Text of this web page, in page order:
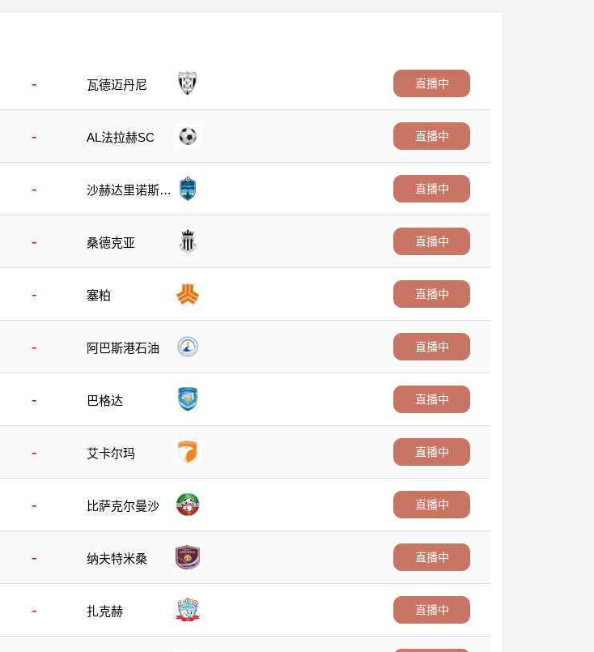
- 瓦德迈丹尼 直播中
- AL法拉赫SC 直播中
-
沙赫达里诺斯哈
直播中
- 桑德克亚 直播中
- 塞柏 直播中
- 阿巴斯港石油 直播中
- 巴格达 直播中
- 艾卡尔玛 直播中
- 比萨克尔曼沙 直播中
- 纳夫特米桑 直播中
- 扎克赫 直播中